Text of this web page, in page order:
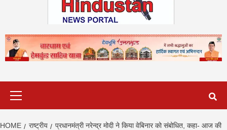
HOME राष्ट्रीय
प्रधानमंत्री नरेन्द्र मोदी ने किया वेबिनार को संबोधित, कहा- आज की